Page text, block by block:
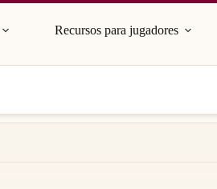
Recursos para jugadores